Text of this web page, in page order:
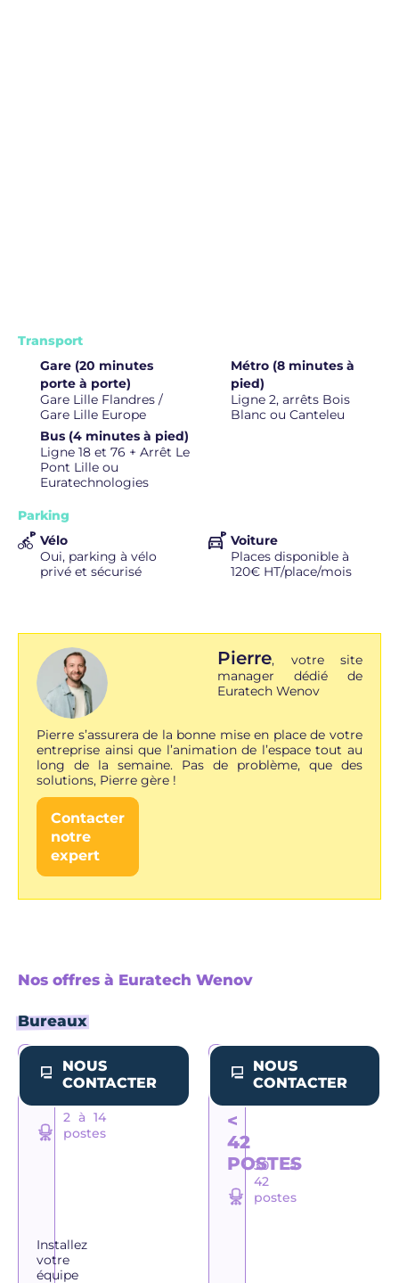
Transport
Gare (20 minutes
porte à porte)
Gare Lille Flandres /
Gare Lille Europe
Métro (8 minutes à
pied)
Ligne 2, arrêts Bois
Blanc ou Canteleu
Bus (4 minutes à pied)
Ligne 18 et 76 + Arrêt Le
Pont Lille ou
Euratechnologies
Parking
Vélo
Oui, parking à vélo
privé et sécurisé
Voiture
Places disponible à
120€ HT/place/mois
Pierre,
votre site
manager dédié de
Euratech Wenov
Pierre s’assurera de la bonne mise en place de votre
entreprise ainsi que l’animation de l’espace tout au
long de la semaine. Pas de problème, que des
solutions, Pierre gère !
Contacter
notre
expert
Nos offres à Euratech Wenov
Bureaux
BUREAU
2 à 14
postes
Installez
votre
équipe
NOUS
CONTACTER
AILE
<
42
POSTES
30 à
42
postes
NOUS
CONTACTER